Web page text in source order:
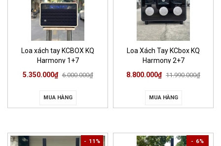
Loa xách tay KCBOX KQ
Harmony 1+7
5.350.000₫ 6.000.000₫
MUA HÀNG
Loa Xách Tay KCbox KQ
Harmony 2+7
8.800.000₫ 11.990.000₫
MUA HÀNG
- 11% - 6%